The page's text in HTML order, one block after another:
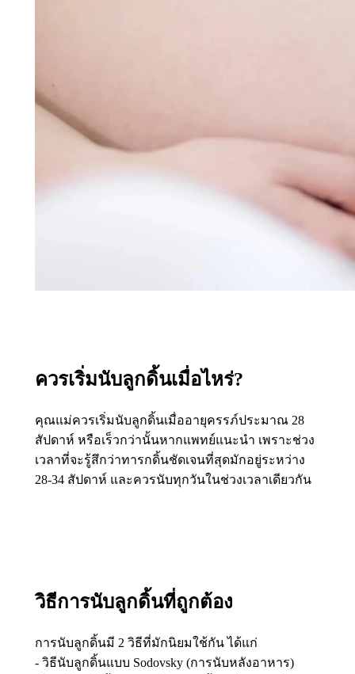
ควรเริ่มนับลูกดิ้นเมื่อไหร่?
คุณแม่ควรเริ่มนับลูกดิ้นเมื่ออายุครรภ์ประมาณ 28
สัปดาห์ หรือเร็วกว่านั้นหากแพทย์แนะนำ เพราะช่วง
เวลาที่จะรู้สึกว่าทารกดิ้นชัดเจนที่สุดมักอยู่ระหว่าง
28-34 สัปดาห์ และควรนับทุกวันในช่วงเวลาเดียวกัน
วิธีการนับลูกดิ้นที่ถูกต้อง
การนับลูกดิ้นมี 2 วิธีที่มักนิยมใช้กัน ได้แก่
- วิธีนับลูกดิ้นแบบ Sodovsky (การนับหลังอาหาร)